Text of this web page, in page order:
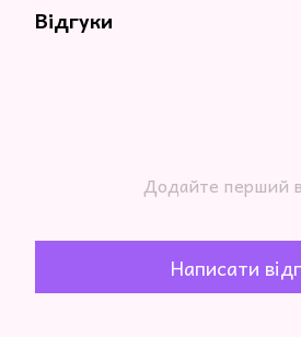
Відгуки
Додайте перший
Написати